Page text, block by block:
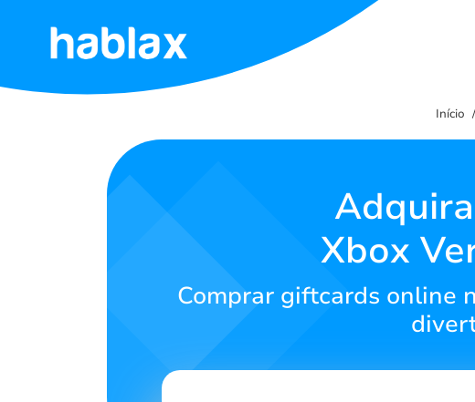
Início
Início
Xbox
Comprar giftcards online